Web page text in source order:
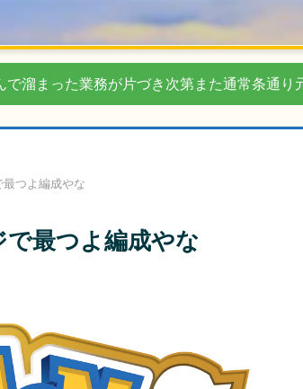
で溜まった業務が片づき次第また通常条通り
最つよ編成やな
で最つよ編成やな